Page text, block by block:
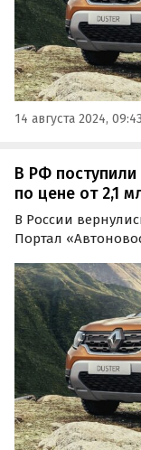
14 августа 2024, 09:43
В РФ
по цене от 2,1
В России
Портал
доступный из